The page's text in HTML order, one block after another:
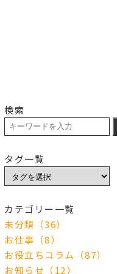
検索
タグ一覧
カテゴリー一覧
未分類（36）
お仕事（8）
お役立ちコラム（87）
お知らせ（12）